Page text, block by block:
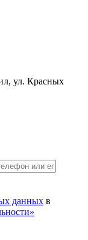
ул. Красных
данных в